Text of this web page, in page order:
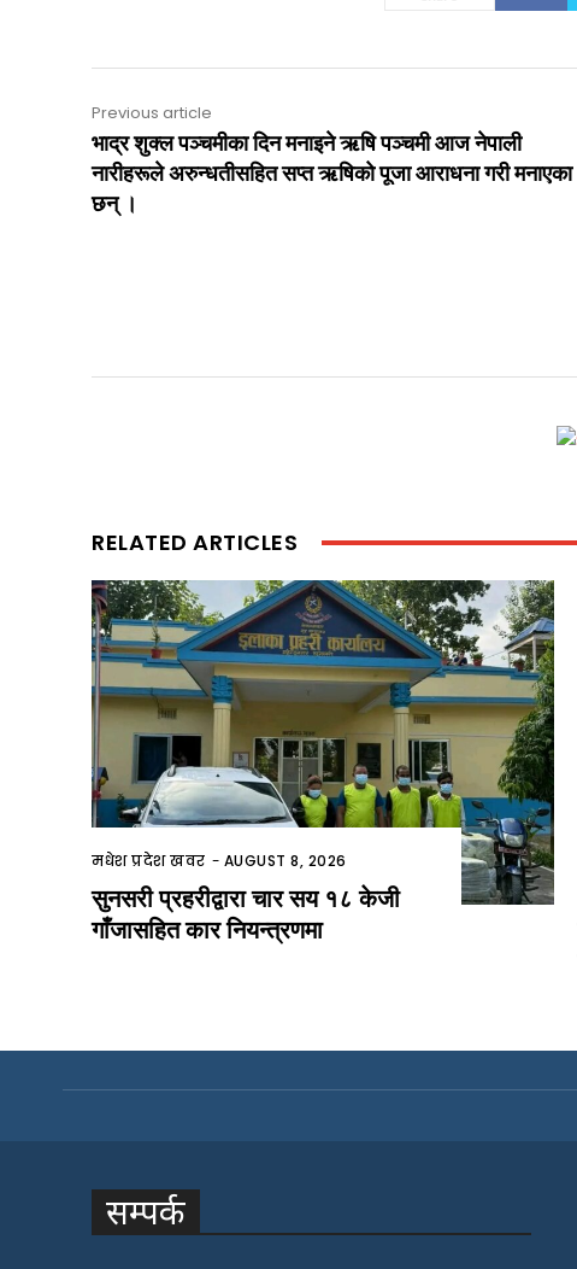
Previous article
भाद्र शुक्ल पञ्चमीका दिन मनाइने ऋषि पञ्चमी आज नेपाली
नारीहरूले अरुन्धतीसहित सप्त ऋषिको पूजा आराधना गरी मनाएका
छन् ।
RELATED ARTICLES
मधेश प्रदेश खवर - AUGUST 8, 2026
सुनसरी प्रहरीद्वारा चार सय १८ केजी
गाँजासहित कार नियन्त्रणमा
सम्पर्क